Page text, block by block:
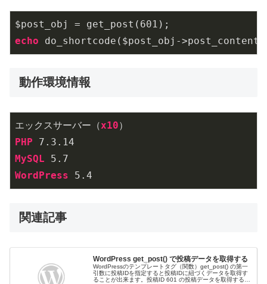
$post_obj = get_post( 601
echo do_shortcode($post_obj-
動作環境情報
エックスサーバー（x10
PHP 7 .3 .14
MySQL 5 .7
WordPress 5 .4
関連記事
WordPress get_post() で投稿データを取得する
WordPressのテンプレートタグ（関数）get_post() の第一
引数に投稿IDを指定すると投稿IDに紐づくデータを取得す
ることが出来ます。投稿ID 601 の投稿データを取得する第